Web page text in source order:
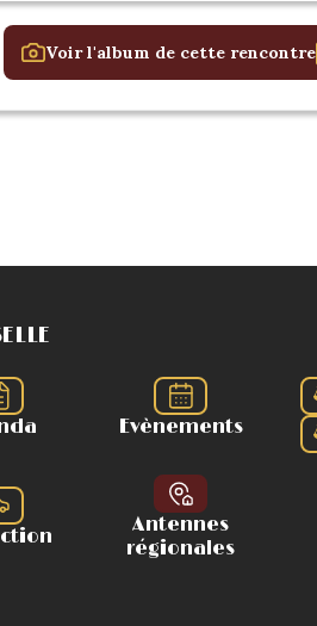
Voir l'album de cette rencontre
Evènements
Antennes
régionales